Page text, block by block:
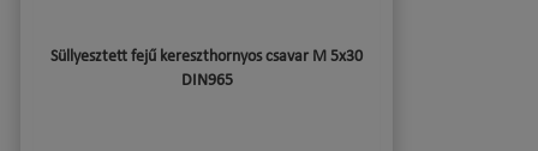
Süllyesztett fejű kereszthornyos csavar M 5x30
DIN965